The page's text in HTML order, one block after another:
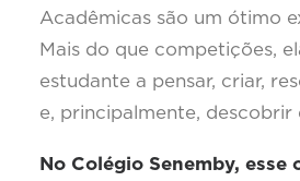
Acadêmicas são um ótimo
Mais do que competições,
estudante a pensar, criar,
e, principalmente, descobrir
No Colégio Senemby, esse